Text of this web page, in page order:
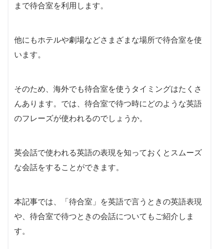
まで待合室を利用します。
他にもホテルや劇場などさまざまな場所で待合室を使
います。
そのため、海外でも待合室を使うタイミングはたくさ
んあります。 では、待合室で待つ時にどのような英語
のフレーズが使われるのでしょうか。
英会話で使われる英語の表現を知っておくとスムーズ
な会話をすることができます。
本記事では、「待合室」を英語で言うときの英語表現
や、待合室で待つときの会話についてもご紹介しま
す。